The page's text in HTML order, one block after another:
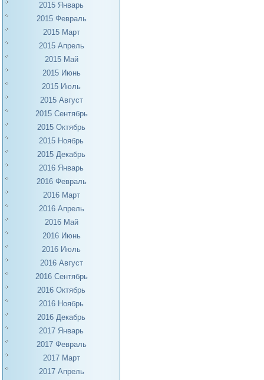
2015 Январь
2015 Февраль
2015 Март
2015 Апрель
2015 Май
2015 Июнь
2015 Июль
2015 Август
2015 Сентябрь
2015 Октябрь
2015 Ноябрь
2015 Декабрь
2016 Январь
2016 Февраль
2016 Март
2016 Апрель
2016 Май
2016 Июнь
2016 Июль
2016 Август
2016 Сентябрь
2016 Октябрь
2016 Ноябрь
2016 Декабрь
2017 Январь
2017 Февраль
2017 Март
2017 Апрель